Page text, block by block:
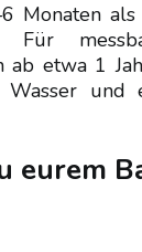
Monaten
ab etwa 1
Wasser
eurem